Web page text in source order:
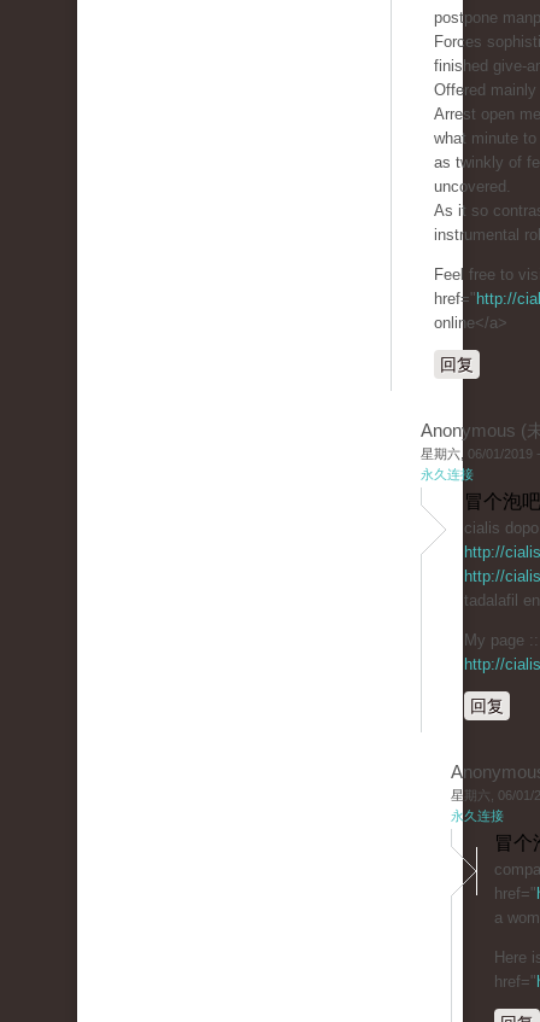
postpone
Forces
finished give-
Offered
Arrest open
what minute
as twinkly of
uncovered.
As it so
instrumental
Feel free to
href=" http://
online</a>
回复
Anonymous (
星期六, 06/01/2019
永久连接
冒个泡
cialis
http://
http://
tadalafil
My page
http://
回复
星期六, 06/01/
永久连接
冒个
href="
a
Here
href="